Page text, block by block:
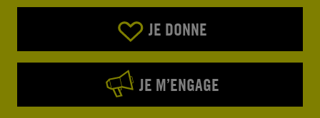
JE DONNE
JE M’ENGAGE